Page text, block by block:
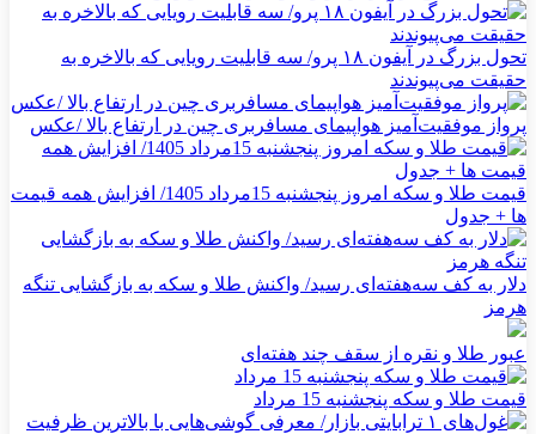
تحول بزرگ در آیفون ۱۸ پرو/ سه قابلیت رویایی که بالاخره به
حقیقت می‌پیوندند
پرواز موفقیت‌آمیز هواپیمای مسافربری چین در ارتفاع بالا /عکس
قیمت طلا و سکه امروز پنجشنبه 15مرداد 1405/ افزایش همه قیمت
ها + جدول
دلار به کف سه‌هفته‌ای رسید/ واکنش طلا و سکه به بازگشایی تنگه
هرمز
عبور طلا و نقره از سقف چند هفته‌ای
قیمت طلا و سکه پنجشنبه 15 مرداد